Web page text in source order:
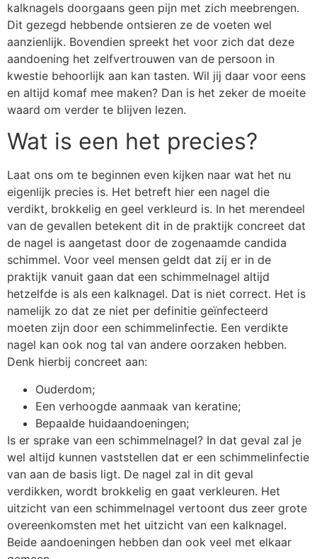
kalknagels doorgaans geen pijn met zich meebrengen.
Dit gezegd hebbende ontsieren ze de voeten wel
aanzienlijk. Bovendien spreekt het voor zich dat deze
aandoening het zelfvertrouwen van de persoon in
kwestie behoorlijk aan kan tasten. Wil jij daar voor eens
en altijd komaf mee maken? Dan is het zeker de moeite
waard om verder te blijven lezen.
Wat is een het precies?
Laat ons om te beginnen even kijken naar wat het nu
eigenlijk precies is. Het betreft hier een nagel die
verdikt, brokkelig en geel verkleurd is. In het merendeel
van de gevallen betekent dit in de praktijk concreet dat
de nagel is aangetast door de zogenaamde candida
schimmel. Voor veel mensen geldt dat zij er in de
praktijk vanuit gaan dat een schimmelnagel altijd
hetzelfde is als een kalknagel. Dat is niet correct. Het is
namelijk zo dat ze niet per definitie geïnfecteerd
moeten zijn door een schimmelinfectie. Een verdikte
nagel kan ook nog tal van andere oorzaken hebben.
Denk hierbij concreet aan:
Ouderdom;
Een verhoogde aanmaak van keratine;
Bepaalde huidaandoeningen;
Is er sprake van een schimmelnagel? In dat geval zal je
wel altijd kunnen vaststellen dat er een schimmelinfectie
van aan de basis ligt. De nagel zal in dit geval
verdikken, wordt brokkelig en gaat verkleuren. Het
uitzicht van een schimmelnagel vertoont dus zeer grote
overeenkomsten met het uitzicht van een kalknagel.
Beide aandoeningen hebben dan ook veel met elkaar